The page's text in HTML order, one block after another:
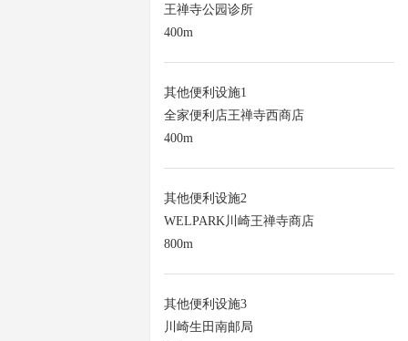
王禅寺公园诊所
400m
其他便利设施1
全家便利店王禅寺西商店
400m
其他便利设施2
WELPARK川崎王禅寺商店
800m
其他便利设施3
川崎生田南邮局